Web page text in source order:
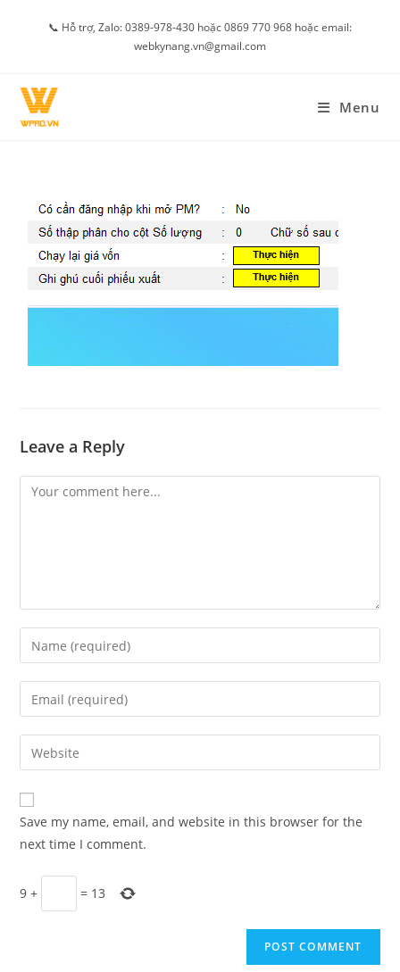
📞 Hỗ trợ, Zalo: 0389-978-430 hoặc 0869 770 968 hoặc email:
webkynang.vn@gmail.com
Menu
Leave a Reply
Comment
Enter
your
name
comment
Enter
your
email
address
comment
Enter
your
website
URL
(optional)
Save my name, email, and website in this browser for the
next time I comment.
9 + = 13